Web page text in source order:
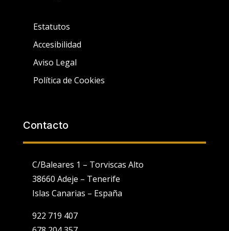
Estatutos
Accesibilidad
Aviso Legal
Política de Cookies
Contacto
C/Baleares 1 – Torviscas Alto
38660 Adeje – Tenerife
Islas Canarias – España
922 719 407